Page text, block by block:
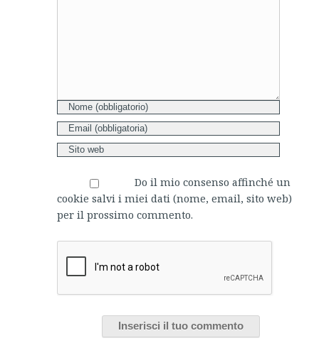
Do il mio consenso affinché un
cookie salvi i miei dati (nome, email, sito web)
per il prossimo commento.